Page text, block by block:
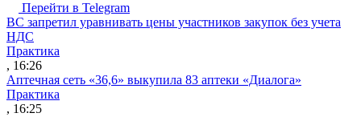
Перейти в Telegram
ВС запретил уравнивать цены участников закупок без учета
НДС
Практика
, 16:26
Аптечная сеть «36,6» выкупила 83 аптеки «Диалога»
Практика
, 16:25